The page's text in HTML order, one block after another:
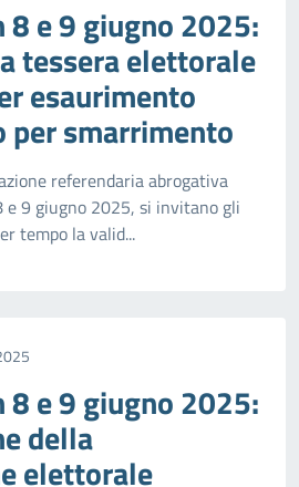
8 e 9 giugno 2025:
tessera elettorale
esaurimento
per smarrimento
referendaria abrogativa
9 giugno 2025, si invitano gli
tempo la valid...
8 e 9 giugno 2025:
della
elettorale